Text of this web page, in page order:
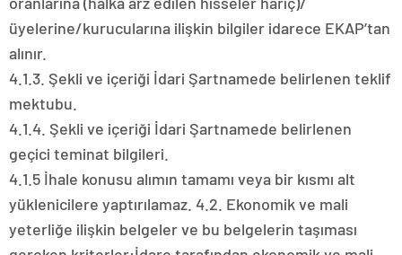
üyelerine/kurucularına ilişkin bilgiler idarece EKAP’tan
alınır.
4.1.3. Şekli ve içeriği İdari Şartnamede belirlenen teklif
mektubu.
4.1.4. Şekli ve içeriği İdari Şartnamede belirlenen
geçici teminat bilgileri.
4.1.5 İhale konusu alımın tamamı veya bir kısmı alt
yüklenicilere yaptırılamaz. 4.2. Ekonomik ve mali
yeterliğe ilişkin belgeler ve bu belgelerin taşıması